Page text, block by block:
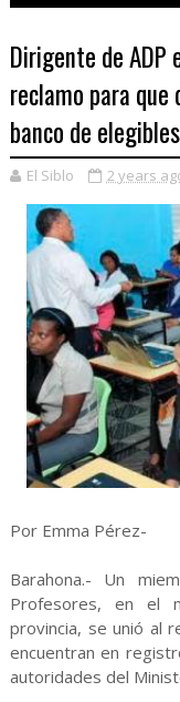
Dirigente de ADP
reclamo para
banco de
El Siblo 2 years
Por Emma Pérez-
Barahona.- Un
Profesores, en el
provincia, se unió al
encuentran en
autoridades del